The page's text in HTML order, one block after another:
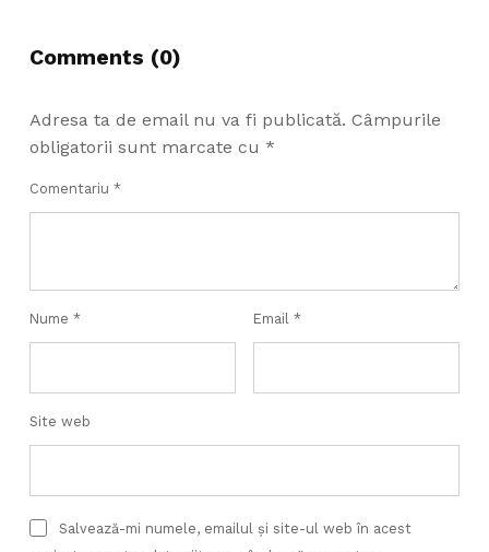
Comments (0)
Adresa ta de email nu va fi publicată. Câmpurile
obligatorii sunt marcate cu *
Comentariu *
Nume * Email *
Site web
Salvează-mi numele, emailul și site-ul web în acest